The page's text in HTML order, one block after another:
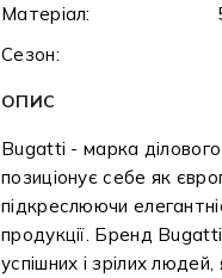
Матеріал:
Сезон:
ОПИС
Bugatti - марка
позиціонує себе як
підкреслюючи
продукції. Бренд Bugatti
успішних і зрілих